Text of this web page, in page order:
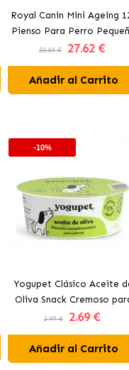
Royal Canin Mini Ageing
Pienso Para Perro
En Edad Avanzada
30.69 € 27.62 €
Añadir al Carrito
-10%
Yogupet Clásico Aceite
Oliva Snack Cremoso
Perros
2.99 € 2.69 €
Añadir al Carrito